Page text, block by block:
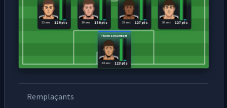
Thomas Humbert
123 pts
23 ans
129 pts
22 ans 130 pts
20 ans 127 pts
23 ans 127 pts
20 ans
Remplaçants